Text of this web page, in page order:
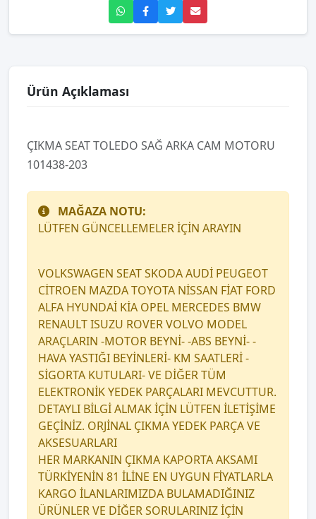
Ürün Açıklaması
ÇIKMA SEAT TOLEDO SAĞ ARKA CAM MOTORU
101438-203
MAĞAZA NOTU:
LÜTFEN GÜNCELLEMELER İÇİN ARAYIN
VOLKSWAGEN SEAT SKODA AUDİ PEUGEOT
CİTROEN MAZDA TOYOTA NİSSAN FİAT FORD
ALFA HYUNDAİ KİA OPEL MERCEDES BMW
RENAULT ISUZU ROVER VOLVO MODEL
ARAÇLARIN -MOTOR BEYNİ- -ABS BEYNİ- -
HAVA YASTIĞI BEYİNLERİ- KM SAATLERİ -
SİGORTA KUTULARI- VE DİĞER TÜM
ELEKTRONİK YEDEK PARÇALARI MEVCUTTUR.
DETAYLI BİLGİ ALMAK İÇİN LÜTFEN İLETİŞİME
GEÇİNİZ. ORJİNAL ÇIKMA YEDEK PARÇA VE
AKSESUARLARI
HER MARKANIN ÇIKMA KAPORTA AKSAMI
TÜRKİYENİN 81 İLİNE EN UYGUN FİYATLARLA
KARGO İLANLARIMIZDA BULAMADIĞINIZ
ÜRÜNLER VE DİĞER SORULARINIZ İÇİN